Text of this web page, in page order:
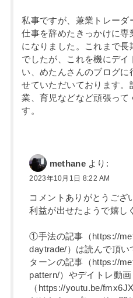
私事ですが、兼業トレーダ
仕事を辞めたきっかけに専
になりました。これまで
でしたが、これを機にデイ
い、めたんさんのブログに
せていただいております。
業、育児などなど頑張って
す。
methane より:
2023年10月1日 8:22 AM
コメントありがとうござ
利益が出せたようで嬉し
①手法の記事（https://
daytrade/）は読んで頂
ターンの記事（https://
pattern/）やデイトレ動画
（https://youtu.be/